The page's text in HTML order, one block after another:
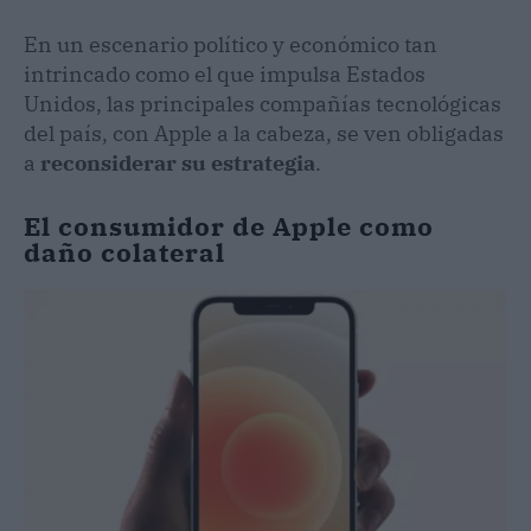
En un escenario político y económico tan
intrincado como el que impulsa Estados
Unidos, las principales compañías tecnológicas
del país, con Apple a la cabeza, se ven obligadas
a reconsiderar su estrategia.
El consumidor de Apple como
daño colateral